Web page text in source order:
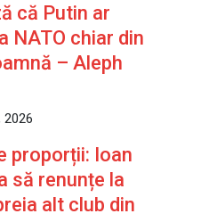
că Putin ar
NATO chiar din
– Aleph
2026
proporții: Ioan
să renunțe la
alt club din